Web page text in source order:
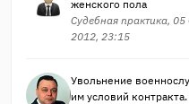
женского пола
Судебная практика,
2012, 23:15
Увольнение
им условий